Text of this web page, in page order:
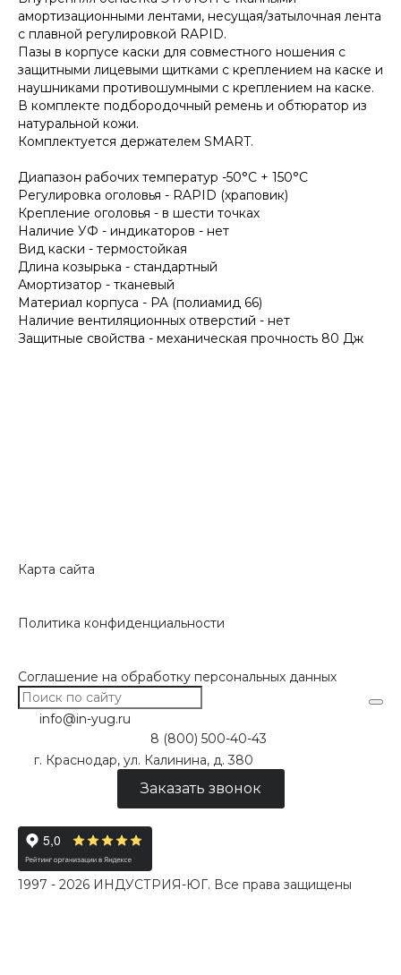
амортизационными лентами, несущая/затылочная лента
с плавной регулировкой RAPID.
Пазы в корпусе каски для совместного ношения с
защитными лицевыми щитками с креплением на каске и
наушниками противошумными с креплением на каске.
В комплекте подбородочный ремень и обтюратор из
натуральной кожи.
Комплектуется держателем SMART.
Диапазон рабочих температур -50°C + 150°C
Регулировка оголовья - RAPID (храповик)
Крепление оголовья - в шести точках
Наличие УФ - индикаторов - нет
Вид каски - термостойкая
Длина козырька - стандартный
Амортизатор - тканевый
Материал корпуса - PA (полиамид 66)
Наличие вентиляционных отверстий - нет
Защитные свойства - механическая прочность 80 Дж
Карта сайта
Политика конфиденциальности
Соглашение на обработку персональных данных
info@in-yug.ru
8 (800) 500-40-43
г. Краснодар, ул. Калинина, д. 380
Заказать звонок
1997 - 2026 ИНДУСТРИЯ-ЮГ. Все права защищены